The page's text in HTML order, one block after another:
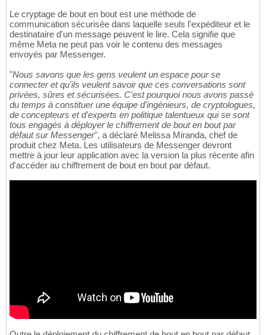
Le cryptage de bout en bout est une méthode de
communication sécurisée dans laquelle seuls l'expéditeur et le
destinataire d'un message peuvent le lire. Cela signifie que
même Meta ne peut pas voir le contenu des messages
envoyés par Messenger.
"Nous savons que les gens veulent un espace pour se
connecter et qu'ils veulent savoir que ces conversations sont
privées, sûres et sécurisées. C'est pourquoi nous avons passé
du temps à constituer une équipe d'ingénieurs, de cryptologues,
de concepteurs et d'experts en politique talentueux qui se sont
tous engagés à déployer le chiffrement de bout en bout par
défaut sur Messenger", a déclaré Melissa Miranda, chef de
produit chez Meta. Les utilisateurs de Messenger devront
mettre à jour leur application avec la version la plus récente afin
d'accéder au chiffrement de bout en bout par défaut.